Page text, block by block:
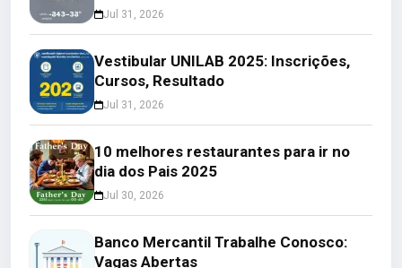
Jul 31, 2026
Vestibular UNILAB 2025: Inscrições,
Cursos, Resultado
Jul 31, 2026
10 melhores restaurantes para ir no
dia dos Pais 2025
Jul 30, 2026
Banco Mercantil Trabalhe Conosco:
Vagas Abertas